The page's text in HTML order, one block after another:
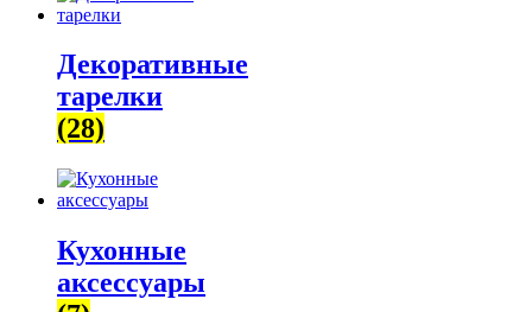
Декоративные
тарелки
(28)
Кухонные
аксессуары